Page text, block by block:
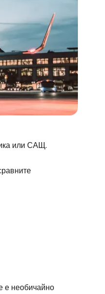
или САЩ.
е необичайно